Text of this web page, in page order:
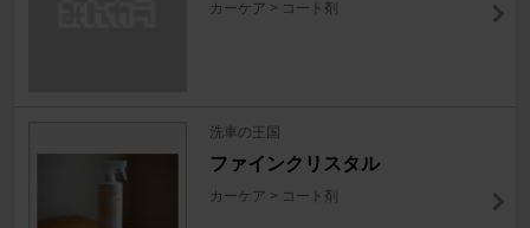
カーケア > コート剤
洗車の王国
ファインクリスタル
カーケア > コート剤